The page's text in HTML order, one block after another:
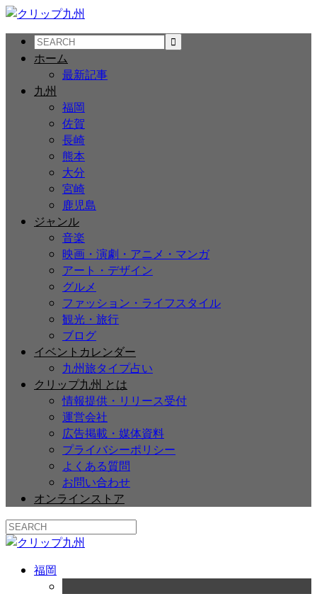
ホーム
最新記事
九州
福岡
佐賀
長崎
熊本
大分
宮崎
鹿児島
ジャンル
音楽
映画・演劇・アニメ・マンガ
アート・デザイン
グルメ
ファッション・ライフスタイル
観光・旅行
ブログ
イベントカレンダー
九州旅タイプ占い
クリップ九州 とは
情報提供・リリース受付
運営会社
広告掲載・媒体資料
プライバシーポリシー
よくある質問
お問い合わせ
オンラインストア
福岡